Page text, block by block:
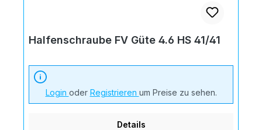
Halfenschraube FV Güte 4.6 HS 41/41
Login oder Registrieren um Preise zu sehen.
Details